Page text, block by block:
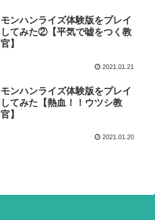
モンハンライズ体験版をプレイ
してみた②【平気で嘘をつく教
官】
2021.01.21
モンハンライズ体験版をプレイ
してみた【熱血！！ウツシ教
官】
2021.01.20